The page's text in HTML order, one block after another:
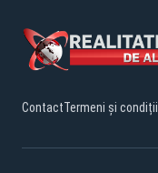
ContactTermeni și condiții